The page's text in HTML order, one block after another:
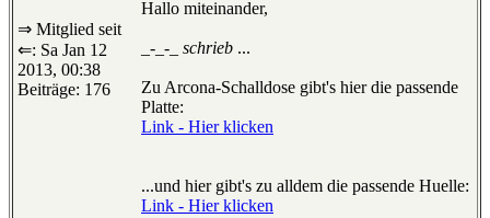
⇒ Mitglied seit
⇐: Sa Jan 12
2013, 00:38
Beiträge: 176
Hallo miteinander,
_-_-_ schrieb ...
Zu Arcona-Schalldose gibt's hier die passende
Platte:
Link - Hier klicken
...und hier gibt's zu alldem die passende Huelle:
Link - Hier klicken